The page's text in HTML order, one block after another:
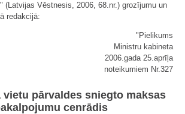
(Latvijas Vēstnesis, 2006, 68.nr.) grozījumu un
redakcijā:
"Pielikums
Ministru kabineta
2006.gada 25.aprīļa
noteikumiem Nr.327
vietu pārvaldes sniegto maksas
cenrādis